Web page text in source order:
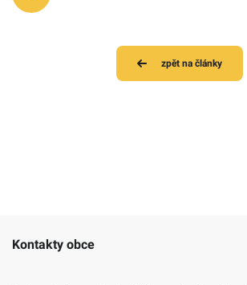
zpět na články
Kontakty obce